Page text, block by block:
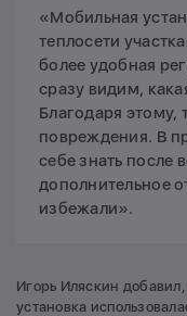
«Мобильная
теплосети
более удобная
сразу видим,
Благодаря этому,
повреждения. В
себе знать после
дополнительное
избежали».
Игорь Иляскин
установка